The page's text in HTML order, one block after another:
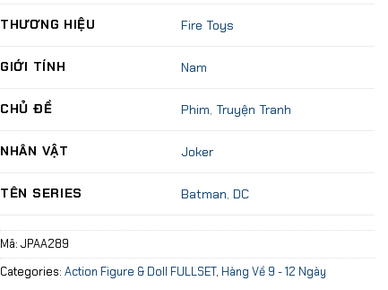
THƯƠNG HIỆU Fire Toys
GIỚI TÍNH Nam
CHỦ ĐỀ Phim,Truyện Tranh
NHÂN VẬT Joker
TÊN SERIES Batman,DC
Mã: JPAA289
Categories: Action Figure & Doll FULLSET, Hàng Về 9 - 12 Ngày